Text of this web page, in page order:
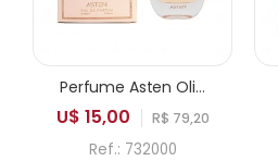
Perfume Asten Olivenite EDP Feminino 100ml
U$ 15,00 R$ 79,20
Ref.: 732000